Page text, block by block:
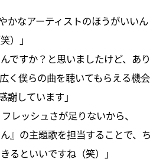
かなアーティストのほうがいいん
）」
ですか？と思いましたけど、あり
く僕らの曲を聴いてもらえる機会
謝しています」
レッシュさが足りないから、
』の主題歌を担当することで、ち
るといいですね（笑）」